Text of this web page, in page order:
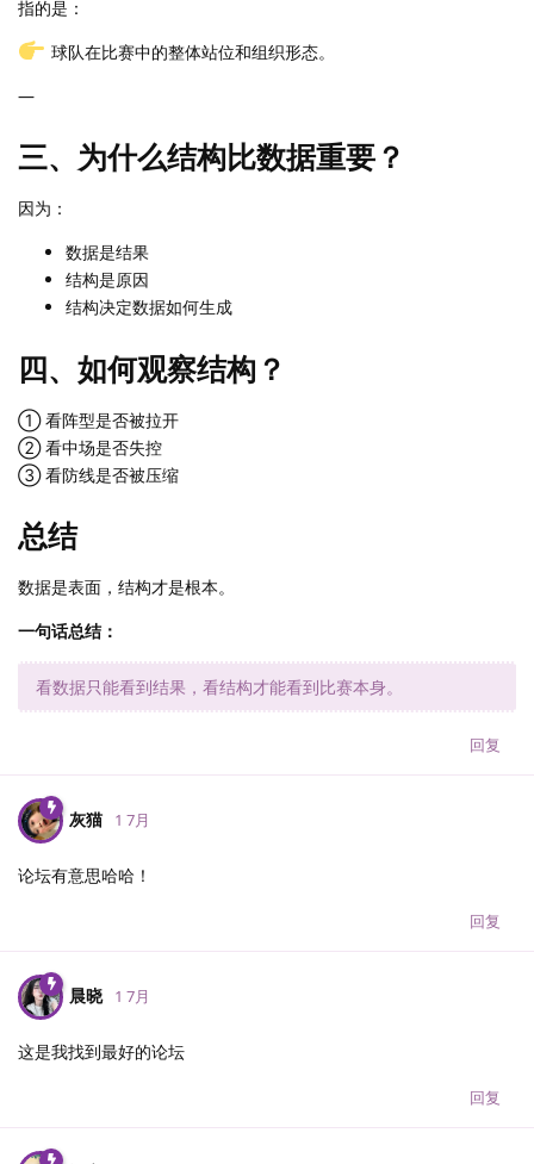
指的是：
球队在比赛中的整体站位和组织形态。
—
三、为什么结构比数据重要？
因为：
数据是结果
结构是原因
结构决定数据如何生成
四、如何观察结构？
① 看阵型是否被拉开
② 看中场是否失控
③ 看防线是否被压缩
总结
数据是表面，结构才是根本。
一句话总结：
看数据只能看到结果，看结构才能看到比赛本身。
回复
灰猫 1 7月
论坛有意思哈哈！
回复
晨晓 1 7月
这是我找到最好的论坛
回复